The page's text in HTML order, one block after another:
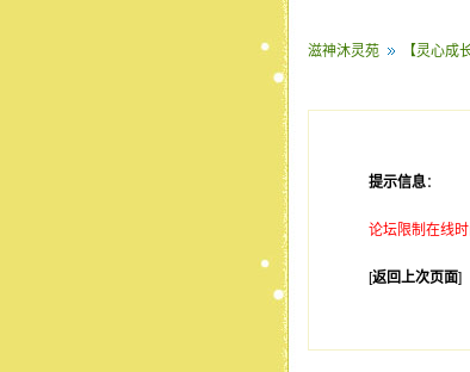
滋神沐灵苑
【灵心成
提示信息：
论坛限制在线
[返回上次页面]